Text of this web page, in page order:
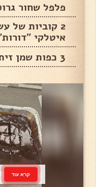
פלפל שחור
2 קוביות של
איטלקי
3 כפות שמן זית
קרא עוד